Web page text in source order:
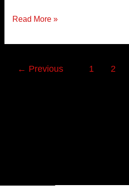
Read More »
← Previous 1 2